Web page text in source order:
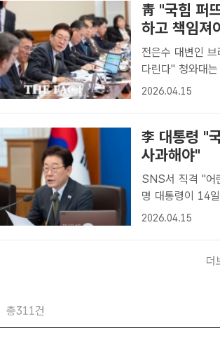
靑 "국힘 퍼
하고 책임져
전은수 대변인
다린다" 청와대는 15일 이재명 대통령이 지난 2022년 대선 당시 제기된 조
폭 연루설을 두
2026.04.15
李 대통령 "
사과해야"
SNS서 직격 "어
명 대통령이 14
점검회의에서 발
2026.04.15
더
총311건